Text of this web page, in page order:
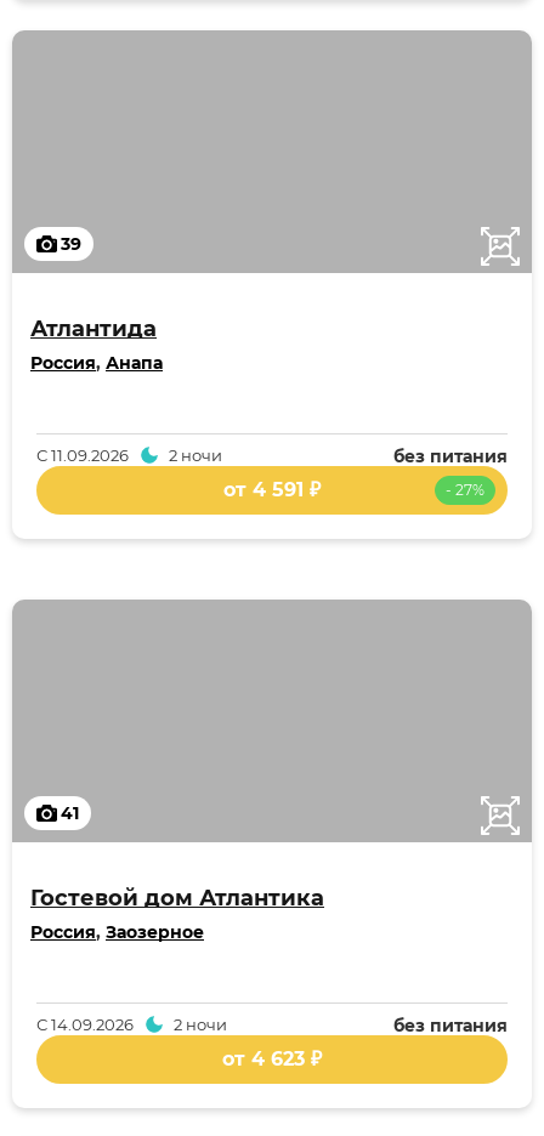
39
Атлантида
Россия, Анапа
без питания
С11.09.2026 2 ночи
- 27%
от 4 591 ₽
41
Гостевой дом Атлантика
Россия, Заозерное
без питания
С14.09.2026 2 ночи
от 4 623 ₽